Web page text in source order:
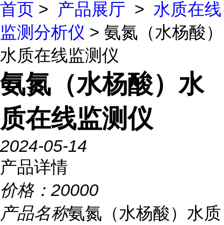
首页 > 产品展厅 > 水质在线
监测分析仪 > 氨氮（水杨酸）
水质在线监测仪
氨氮（水杨酸）水
质在线监测仪
2024-05-14
产品详情
价格： 20000
产品名称氨氮（水杨酸）水质